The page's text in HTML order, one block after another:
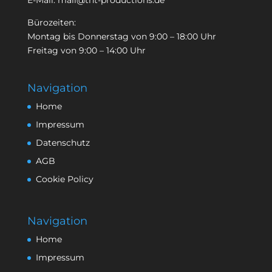
Bürozeiten:
Montag bis Donnerstag von 9:00 – 18:00 Uhr
Freitag von 9:00 – 14:00 Uhr
Navigation
Home
Impressum
Datenschutz
AGB
Cookie Policy
Navigation
Home
Impressum